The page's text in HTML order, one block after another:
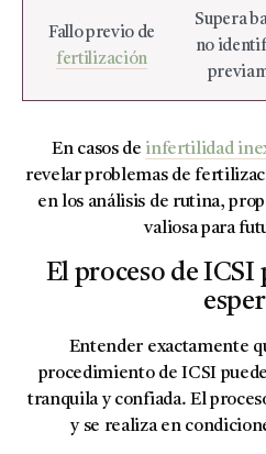
Fallo previo de
fertilización
Supera
no
En casos de infertilidad
revelar problemas de
en los análisis de rutina,
valiosa para
El proceso de ICSI
Entender exactamente
procedimiento de ICSI
tranquila y confiada. El
y se realiza en